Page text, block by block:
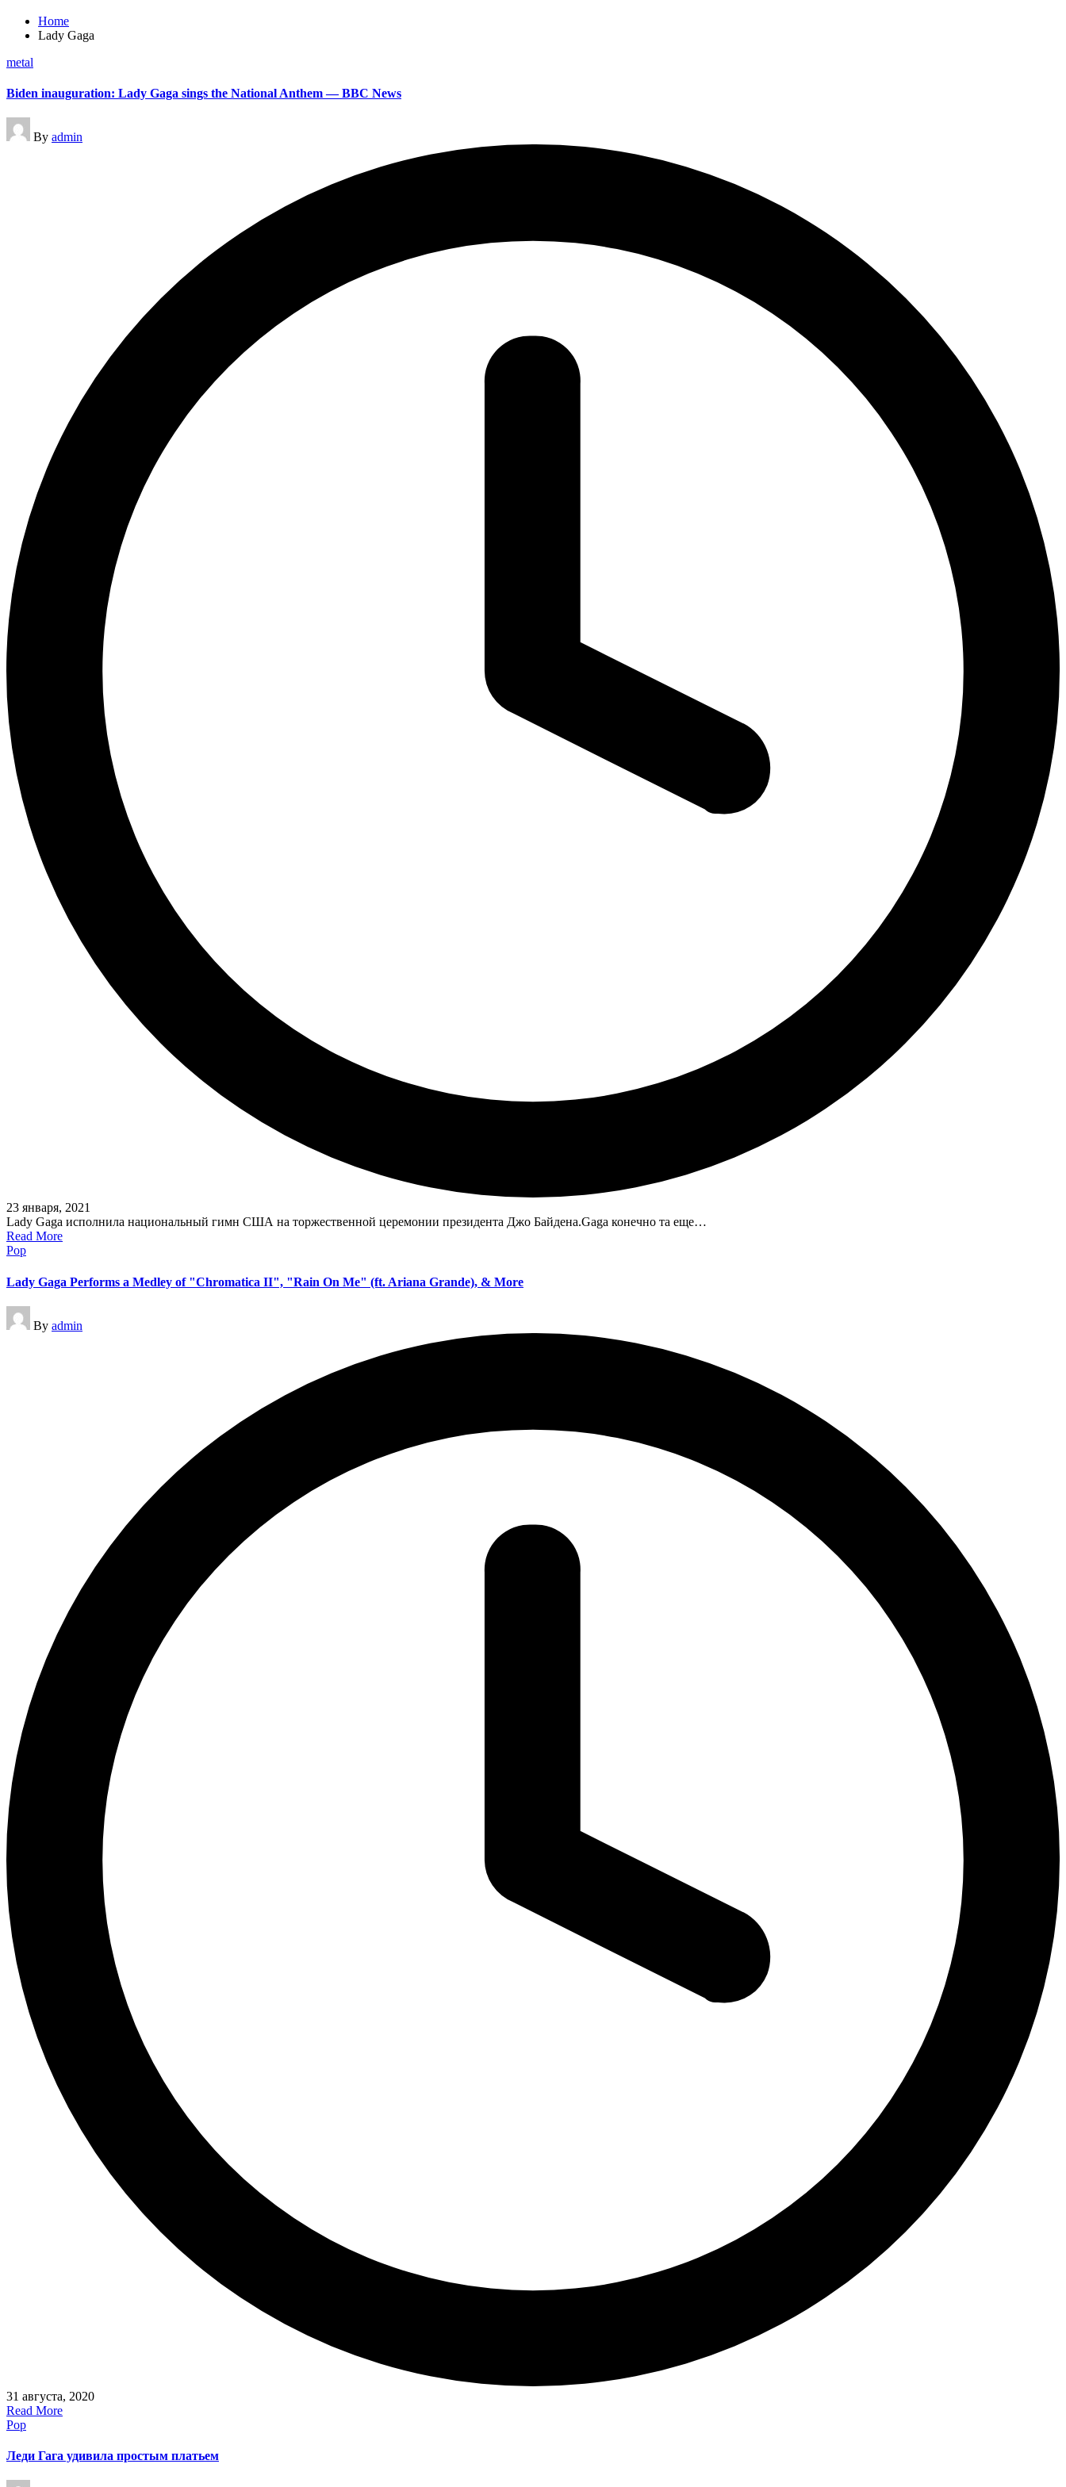
Home
Lady Gaga
Posted
metal
Biden inauguration: Lady Gaga sings the National Anthem — BBC News
Posted
by
By admin
23 января, 2021
​​Lady Gaga исполнила национальный гимн США на торжественной церемонии президента Джо Байдена.Gaga конечно та еще…
Read More
Posted
Pop
Lady Gaga Performs a Medley of "Chromatica II", "Rain On Me" (ft. Ariana Grande), & More
Posted
by
By admin
31 августа, 2020
Read More
Posted
Pop
Леди Гага удивила простым платьем